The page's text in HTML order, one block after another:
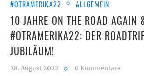
#OTRAMERIKA22 ALLGEMEIN
10 JAHRE ON THE ROAD AGAIN
#OTRAMERIKA22: DER
JUBILÄUM!
28. August 2022 0 Kommentare